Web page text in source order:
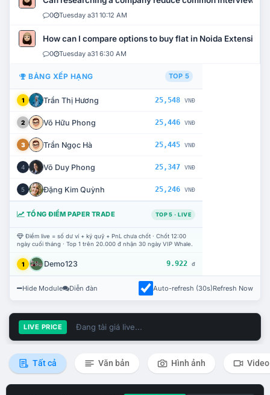
0 Tuesday a31 10:12 AM
How can I compare options to buy flat in Noida Extension?
0 Tuesday a31 6:30 AM
BẢNG XẾP HẠNG TOP 5
1 Trần Thị Hương 25,548 VNĐ
2 Võ Hữu Phong 25,446 VNĐ
3 Trần Ngọc Hà 25,445 VNĐ
4 Võ Duy Phong 25,347 VNĐ
5 Đặng Kim Quỳnh 25,246 VNĐ
TỔNG ĐIỂM PAPER TRADE TOP 5 · LIVE
Điểm live = số dư ví + ký quỹ + PnL chưa chốt · Chốt 12:00
ngày cuối tháng · Top 1 trên 20.000 đ nhận 30 ngày VIP Whale.
1 Demo123 9.922 đ
Hide Module Diễn đàn Auto-refresh (30s)Refresh Now
LIVE PRICE Đang tải giá live...
Tất cả Văn bản Hình ảnh Video